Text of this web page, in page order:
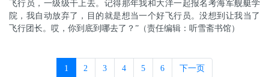
飞行员，一级级干上去。记得那年我和大洋一起报名考海军舰艇学
院，我自动放弃了，目的就是想当一个好飞行员。没想到让我当了
飞行团长。哎，你到底到哪去了？”（责任编辑：听雪斋书馆）
1 2 3 4 5 6 下一页